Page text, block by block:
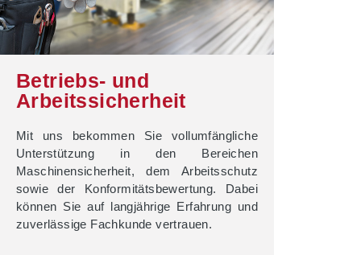
Betriebs- und
Arbeitssicherheit
Mit uns bekommen Sie vollumfängliche
Unterstützung in den Bereichen
Maschinensicherheit, dem Arbeitsschutz
sowie der Konformitätsbewertung. Dabei
können Sie auf langjährige Erfahrung und
zuverlässige Fachkunde vertrauen.